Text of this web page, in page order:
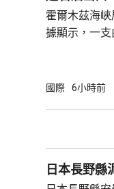
他們早前對美
霍爾木茲海
據顯示，一支
別，但仍透過
中。
國際 6小時前
日本長野